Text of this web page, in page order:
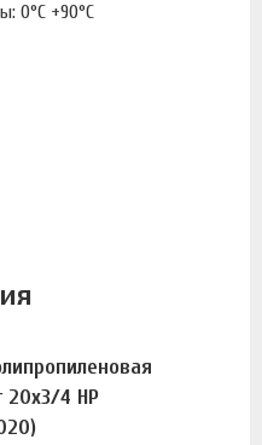
0°С +90°С
20х3/4 НР